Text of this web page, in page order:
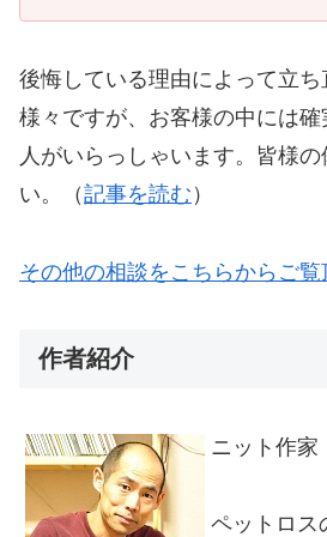
後悔している理由によって立
様々ですが、お客様の中には
人がいらっしゃいます。皆様
い。（記事を読む ）
その他の相談をこちらからご覧
作者紹介
ニット作家
ペットロス